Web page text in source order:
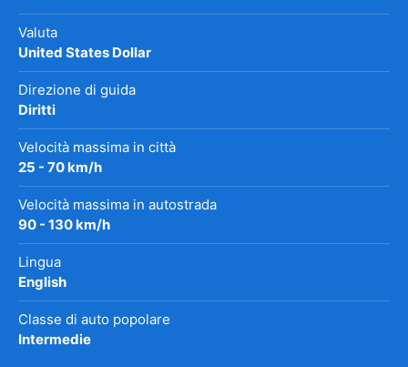
Valuta
United States Dollar
Direzione di guida
Diritti
Velocità massima in città
25 - 70 km/h
Velocità massima in autostrada
90 - 130 km/h
Lingua
English
Classe di auto popolare
Intermedie